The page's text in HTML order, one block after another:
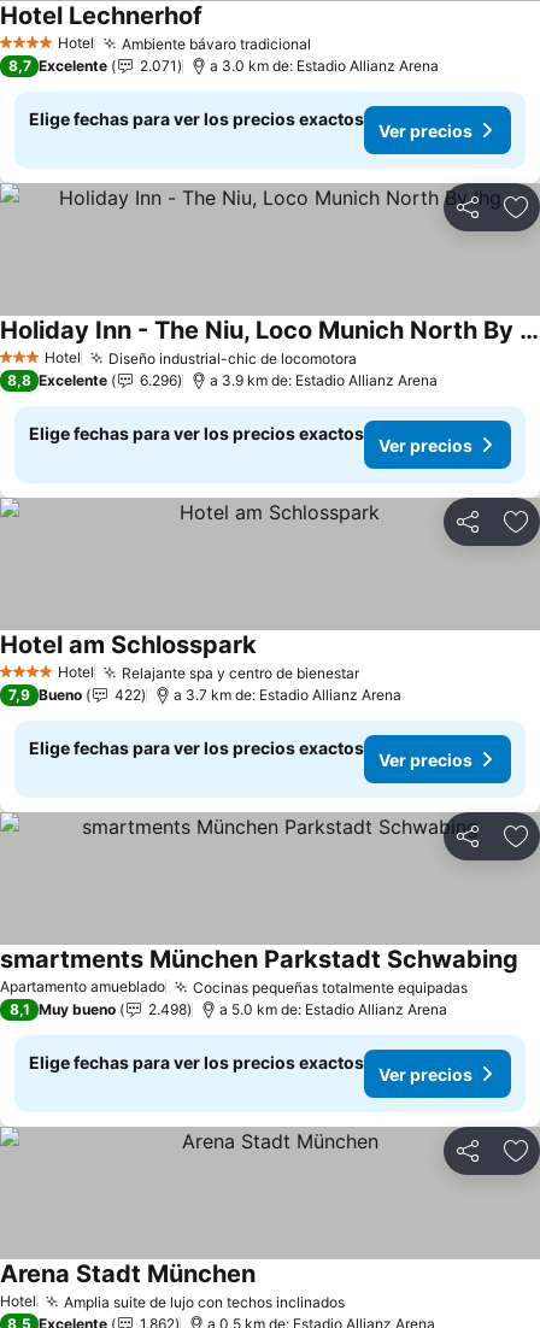
4 EstrellasHotel Ambiente bávaro tradicional
Hotel Lechnerhof
8,7 Excelente 2.071 a 3.0 km de: Estadio Allianz Arena
Elige fechas para ver los precios exactos
Ver precios
Compartir
3 Estrellas
Hotel Diseño industrial-chic de locomotora
Holiday Inn - The Niu, Loco Munich North By Ihg
Ver precios
8,8 Excelente 6.296 a 3.9 km de: Estadio Allianz Arena
Elige fechas para ver los precios exactos
Ver precios
Compartir
4 EstrellasHotel Relajante spa y centro de bienestarVer precios
Hotel am SchlossparkVer precios
7,9 Bueno 422 a 3.7 km de: Estadio Allianz Arena
Elige fechas para ver los precios exactos
Ver precios
Compartir
Apartamento amueblado Cocinas pequeñas totalmente equipadasVer
smartments München Parkstadt Schwabing
8,1 Muy bueno 2.498 a 5.0 km de: Estadio Allianz Arena
Elige fechas para ver los precios exactos
Ver precios
Compartir
Hotel Amplia suite de lujo con techos inclinadosVer precios
Arena Stadt MünchenVer precios
8,5 Excelente 1.862 a 0.5 km de: Estadio Allianz Arena